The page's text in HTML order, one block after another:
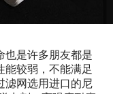
也是许多朋友都是
能较弱，不能满足
滤网选用进口的尼